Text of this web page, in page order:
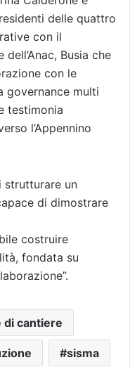
delle quattro
con il
Busia che
con le
governance multi
testimonia
l’Appennino
strutturare un
di dimostrare
costruire
fondata su
di cantiere
sisma